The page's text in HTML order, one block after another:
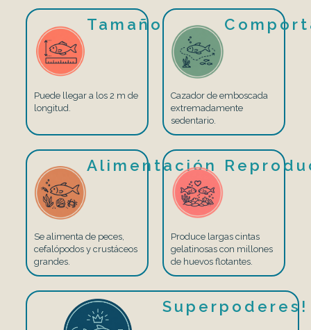
Tamaño
Puede llegar a los 2 m de
longitud.
Cazador de emboscada
extremadamente
sedentario.
Alimentación
Se alimenta de peces,
cefalópodos y crustáceos
grandes.
Produce largas cintas
gelatinosas con millones
de huevos flotantes.
Superpoderes!